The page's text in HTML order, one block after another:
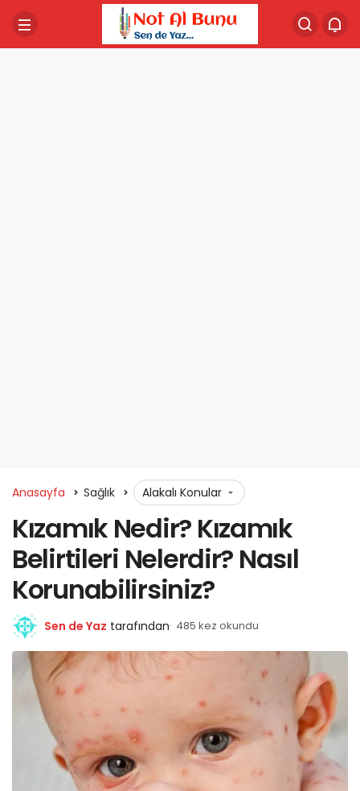
Anasayfa Sağlık Alakalı Konular
Kızamık Nedir? Kızamık
Belirtileri Nelerdir? Nasıl
Korunabilirsiniz?
Sen de Yaz tarafından 485 kez okundu